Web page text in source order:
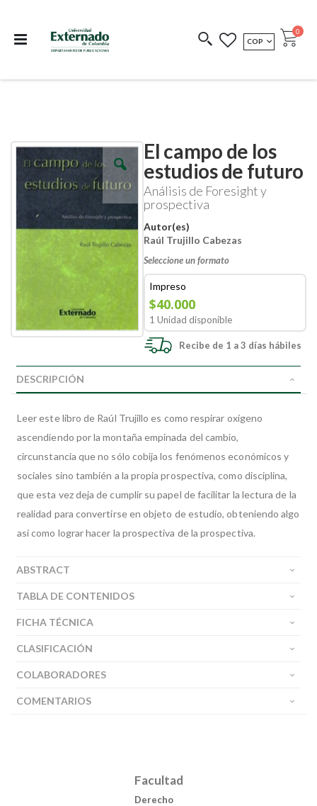
COEDICIONES REDIMIR CÓDIGO
MONEDA
COP Cart
0
El campo de los
estudios de futuro
Análisis de Foresight y
prospectiva
Autor(es)
Raúl Trujillo Cabezas
Seleccione un formato
Impreso
$40.000
1 Unidad disponible
Recibe de 1 a 3 días hábiles
Skip
end
Skip
beginning
DESCRIPCIÓN
Leer este libro de Raúl Trujillo es como respirar oxígeno
ascendiendo por la montaña empinada del cambio,
circunstancia que no sólo cobija los fenómenos económicos y
sociales sino también a la propia prospectiva, como disciplina,
que esta vez deja de cumplir su papel de facilitar la lectura de la
realidad para convertirse en objeto de estudio, obteniendo algo
así como lograr hacer la prospectiva de la prospectiva.
ABSTRACT
TABLA DE CONTENIDOS
FICHA TÉCNICA
CLASIFICACIÓN
COLABORADORES
COMENTARIOS
Facultad
Derecho